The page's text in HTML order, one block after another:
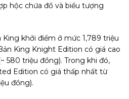
hộc chứa đồ và biểu tượng
King khởi điểm ở mức 1,789 triệu
King Knight Edition có giá cao
580 triệu đồng). Trong khi đó,
Edition có giá thấp nhất từ
đồng).